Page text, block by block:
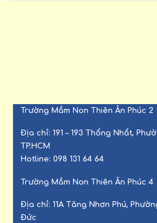
Trường Mầm Non Thiên Ân Phúc 2
Địa chỉ: 191 – 193 Thống Nhất,
TP.HCM
Hotline: 098 131 64 64
Trường Mầm Non Thiên Ân Phúc 4
Địa chỉ: 11A Tăng Nhơn Phú,
Đức